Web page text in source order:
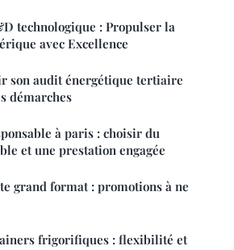
technologique : Propulser la
avec Excellence
son audit énergétique tertiaire
démarches
à paris : choisir du
et une prestation engagée
grand format : promotions à ne
frigorifiques : flexibilité et